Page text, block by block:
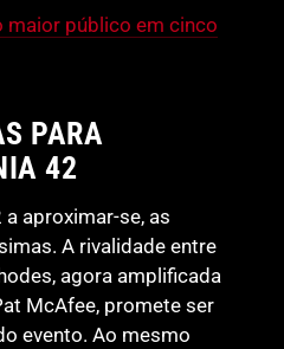
maior público em cinco
PARA
42
aproximar-se, as
A rivalidade entre
agora amplificada
McAfee, promete ser
evento. Ao mesmo